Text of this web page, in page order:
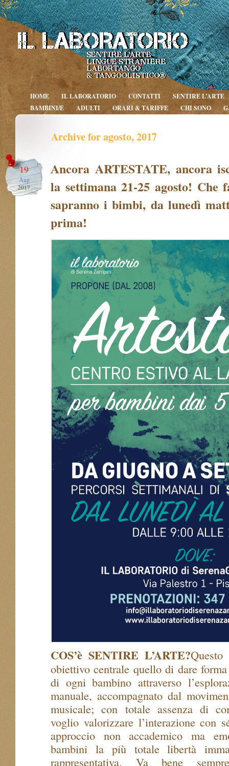
HOME IL LABORATORIO CONTATTI
SENTIRE L’ARTE
BAMBINI/E
ADULTI ORARI & TARIFFE CHI SONO
Archive for agosto, 2017
19
Aug
2017
Ancora ARTESTATE, ancora
la settimana 21-25 agosto! Che
sapranno i bimbi, da lunedì
prima!
COS’è SENTIRE L’ARTE?
obiettivo centrale quello di dare
di ogni bambino attraverso
manuale, accompagnato dal
musicale; con totale assenza di
voglio valorizzare l’interazione con
approccio non accademico ma
bambini la più totale libertà
rappresentativa. Va bene